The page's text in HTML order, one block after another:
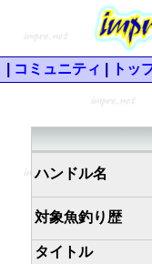
コミュニティ トッ
ハンドル名
対象魚釣り歴
タイトル